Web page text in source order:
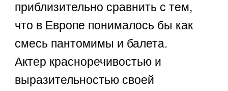
приблизительно сравнить с тем,
что в Европе понималось бы как
смесь пантомимы и балета.
Актер красноречивостью и
выразительностью своей